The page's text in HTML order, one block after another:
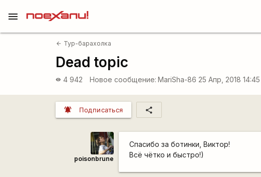
menu
arrow_back Тур-барахолка
Dead topic
visibility 4 942 Новое сообщение: MariSha-86 25 Апр, 2018 14:45
notifications_active Подписаться share
poisonbrune
Спасибо за ботинки, Виктор!
Всё чётко и быстро!)